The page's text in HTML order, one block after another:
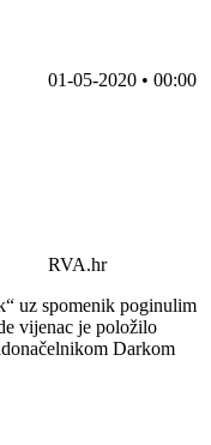
01-05-2020 • 00:00
RVA.hr
uz spomenik poginulim
vijenac je položilo
Darkom